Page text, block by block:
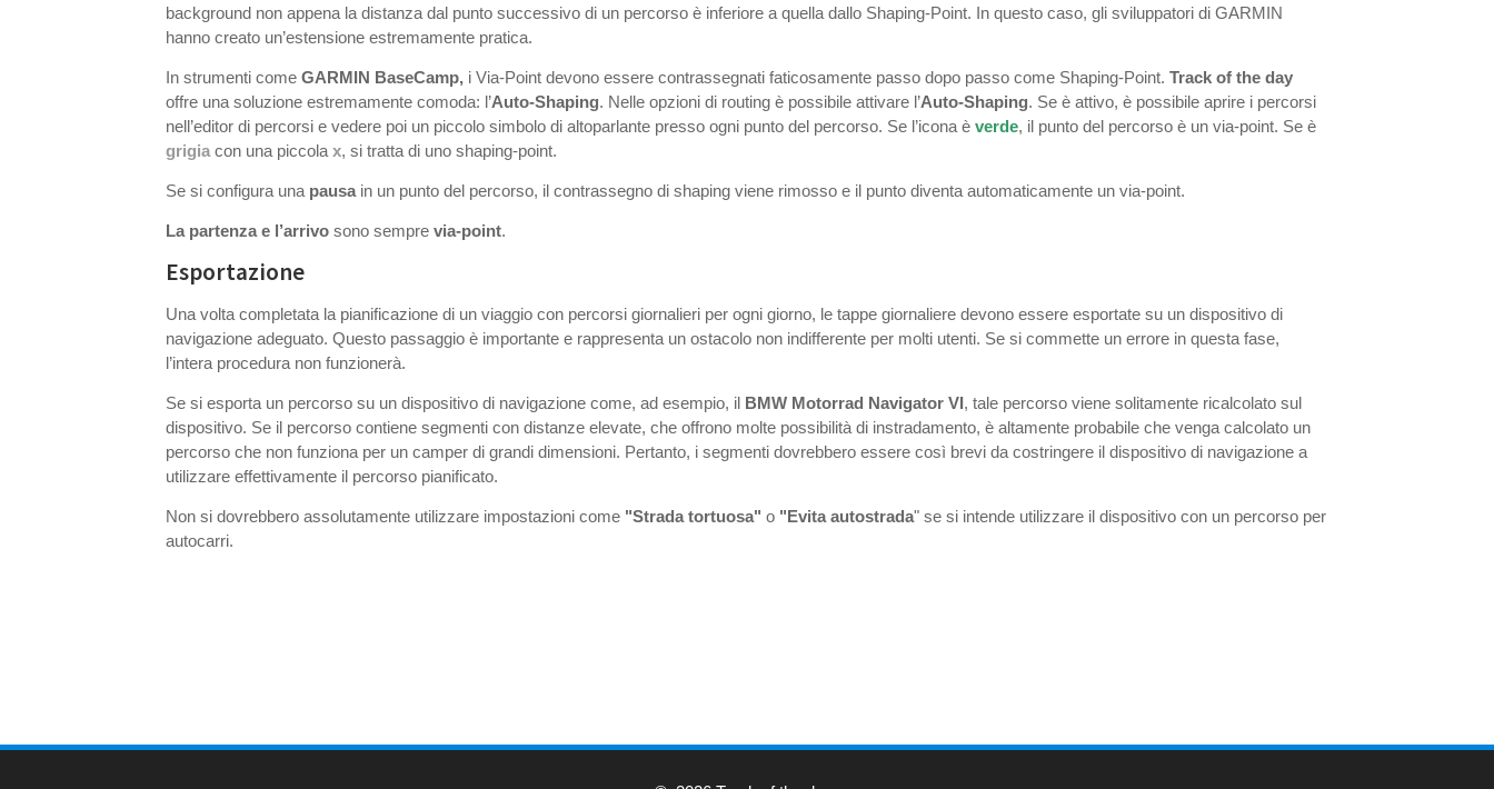
background non appena la distanza dal punto successivo di un percorso è inferiore a quella dallo Shaping-Point. In questo caso, gli sviluppatori di GARMIN
hanno creato un’estensione estremamente pratica.
In strumenti comeGARMIN BaseCamp, i Via-Point devono essere contrassegnati faticosamente passo dopo passo come Shaping-Point.Track of the day
offre una soluzione estremamente comoda: l’Auto-Shaping. Nelle opzioni di routing è possibile attivare l’Auto-Shaping. Se è attivo, è possibile aprire i percorsi
nell’editor di percorsi e vedere poi un piccolo simbolo di altoparlante presso ogni punto del percorso. Se l’icona èverde, il punto del percorso è un via-point. Se è
grigia con una piccolax, si tratta di uno shaping-point.
Se si configura una pausa in un punto del percorso, il contrassegno di shaping viene rimosso e il punto diventa automaticamente un via-point.
La partenza e l’arrivo sono semprevia-point.
Esportazione
Una volta completata la pianificazione di un viaggio con percorsi giornalieri per ogni giorno, le tappe giornaliere devono essere esportate su un dispositivo di
navigazione adeguato. Questo passaggio è importante e rappresenta un ostacolo non indifferente per molti utenti. Se si commette un errore in questa fase,
l’intera procedura non funzionerà.
Se si esporta un percorso su un dispositivo di navigazione come, ad esempio, il BMW Motorrad Navigator VI, tale percorso viene solitamente ricalcolato sul
dispositivo. Se il percorso contiene segmenti con distanze elevate, che offrono molte possibilità di instradamento, è altamente probabile che venga calcolato un
percorso che non funziona per un camper di grandi dimensioni. Pertanto, i segmenti dovrebbero essere così brevi da costringere il dispositivo di navigazione a
utilizzare effettivamente il percorso pianificato.
Non si dovrebbero assolutamente utilizzare impostazioni come "Strada tortuosa" o "Evita autostrada" se si intende utilizzare il dispositivo con un percorso per
autocarri.